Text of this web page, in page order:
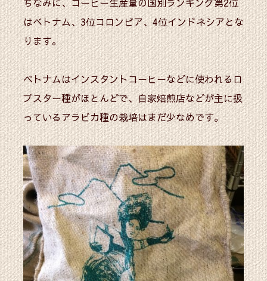
はベトナム、3位コロンビア、4位インドネシアとな
ります。
ベトナムはインスタントコーヒーなどに使われるロ
ブスター種がほとんどで、自家焙煎店などが主に扱
っているアラビカ種の栽培はまだ少なめです。